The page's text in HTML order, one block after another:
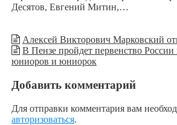
Десятов, Евгений Митин,…
Алексей Викторович Марковский
В Пензе пройдет первенство
юниоров и юниорок
Добавить комментарий
Для отправки комментария вам
авторизоваться.